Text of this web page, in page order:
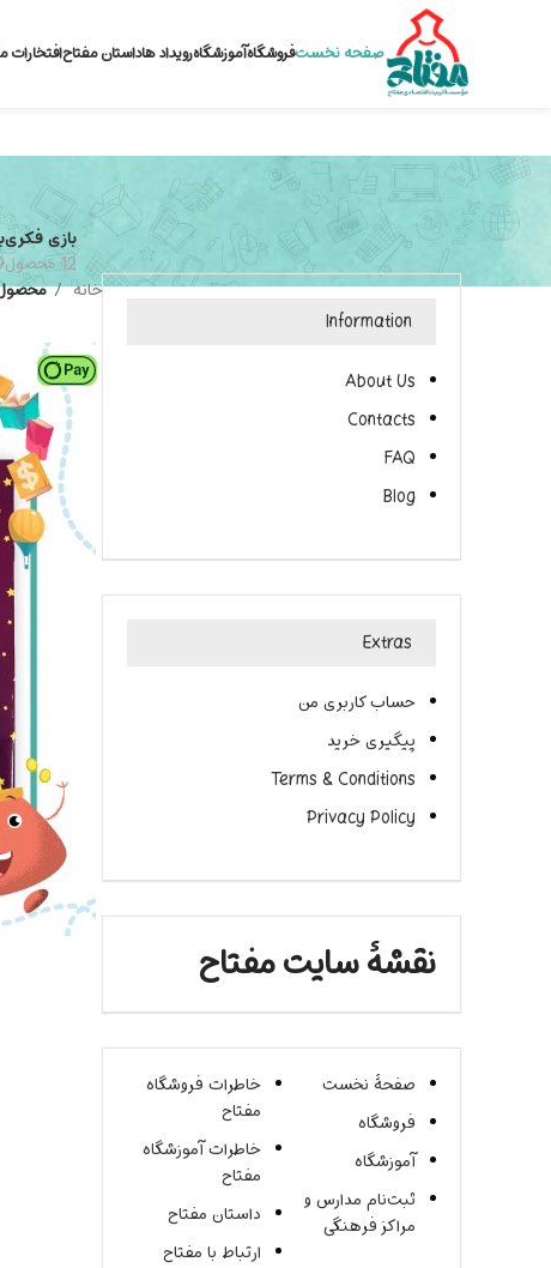
صفحه نخستفروشگاهآموزشگاهرویداد هاداستان مفتاحافتخارات
بازی فکری
12 محصول
9
Information
About Us
Contacts
FAQ
Blog
Extras
حساب کاربری من
پیگیری خرید
Terms & Conditions
Privacy Policy
نقشۀ سایت مفتاح
صفحۀ نخست
فروشگاه
آموزشگاه
ثبت‌نام مدارس و
مراکز فرهنگی
خاطرات فروشگاه
مفتاح
خاطرات آموزشگاه
مفتاح
داستان مفتاح
ارتباط با مفتاح
خانه